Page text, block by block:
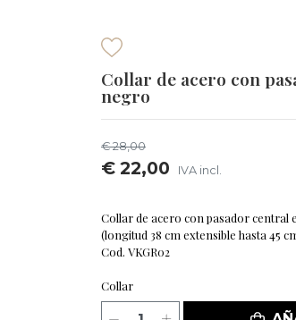
Collar de acero con
negro
€ 28,00
€ 22,00 IVA incl.
Collar de acero con pasador central
(longitud 38 cm extensible hasta 45
Cod. VKGR02
Collar